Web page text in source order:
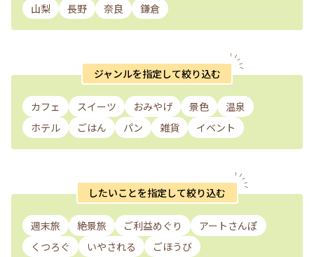
山梨
長野 奈良 鎌倉
ジャンルを指定して絞り込む
カフェ スイーツ おみやげ 景色
温泉
ホテル
ごはん パン 雑貨 イベント
したいことを指定して絞り込む
週末旅 絶景旅 ご利益めぐり
アートさんぽ
くつろぐ
いやされる ごほうび